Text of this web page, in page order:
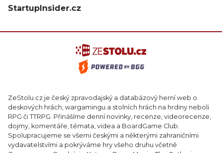
StartupInsider.cz
ZeStolu.cz je český zpravodajský a databázový herní web o
deskových hrách, wargamingu a stolních hrách na hrdiny neboli
RPG či TTRPG. Přinášíme denní novinky, recenze, videorecenze,
dojmy, komentáře, témata, videa a BoardGame Club.
Spolupracujeme se všemi českými a některými zahraničními
vydavatelstvími a pokrýváme hry všeho druhu včetně